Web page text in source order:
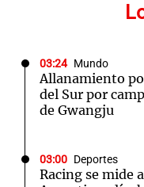
03:24 Mundo
Allanamiento
del Sur por
de Gwangju
03:00 Deportes
Racing se mide